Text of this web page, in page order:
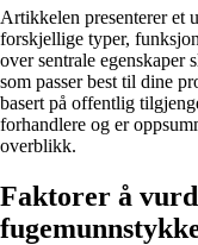
Artikkelen presenterer et
forskjellige typer,
over sentrale egenskaper
som passer best til dine
basert på offentlig
forhandlere og er
overblikk.
Faktorer å